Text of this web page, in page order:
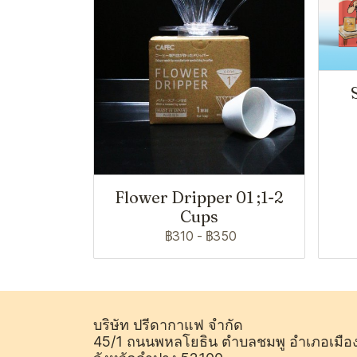
Flower Dripper 01 ;1-2
Cups
฿310 - ฿350
บริษัท ปรีดากาแฟ จำกัด
45/1 ถนนพหลโยธิน ตำบลชมพู อำเภอเมือ